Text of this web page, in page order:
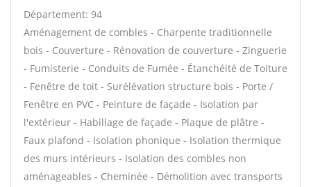
Département: 94
Aménagement de combles - Charpente traditionnelle
bois - Couverture - Rénovation de couverture - Zinguerie
- Fumisterie - Conduits de Fumée - Étanchéité de Toiture
- Fenêtre de toit - Surélévation structure bois - Porte /
Fenêtre en PVC - Peinture de façade - Isolation par
l'extérieur - Habillage de façade - Plaque de plâtre -
Faux plafond - Isolation phonique - Isolation thermique
des murs intérieurs - Isolation des combles non
aménageables - Cheminée - Démolition avec transports